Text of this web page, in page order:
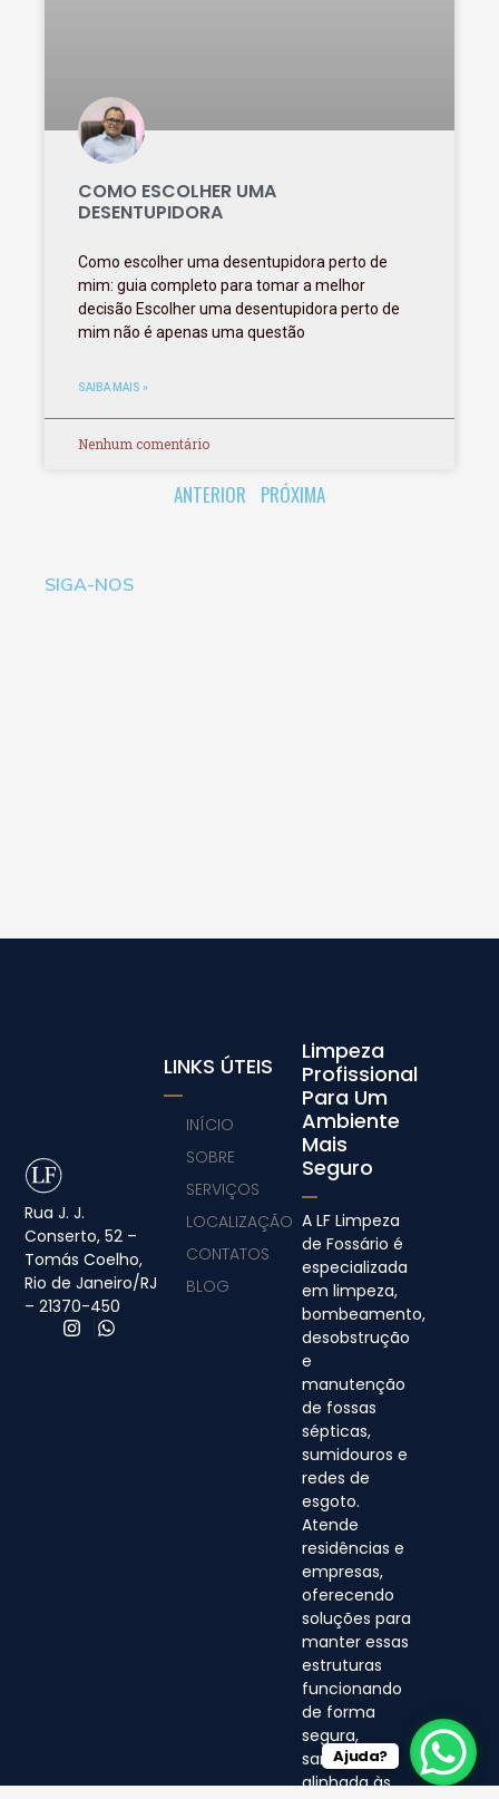
COMO ESCOLHER UMA
DESENTUPIDORA
Como escolher uma desentupidora perto de
mim: guia completo para tomar a melhor
decisão Escolher uma desentupidora perto de
mim não é apenas uma questão
SAIBA MAIS »
Nenhum comentário
ANTERIOR PRÓXIMA
SIGA-NOS
Rua J. J.
Conserto, 52 –
Tomás Coelho,
Rio de Janeiro/RJ
– 21370-450
Limpeza
Profissional
Para Um
Ambiente
Mais
Seguro
A LF Limpeza
de Fossário é
especializada
em limpeza,
bombeamento,
desobstrução
e
manutenção
de fossas
sépticas,
sumidouros e
redes de
esgoto.
Atende
residências e
empresas,
oferecendo
soluções para
manter essas
estruturas
funcionando
de forma
segura,
sanitária e
alinhada às
LINKS ÚTEIS
INÍCIO
SOBRE
SERVIÇOS
LOCALIZAÇÃO
CONTATOS
BLOG
Ajuda?